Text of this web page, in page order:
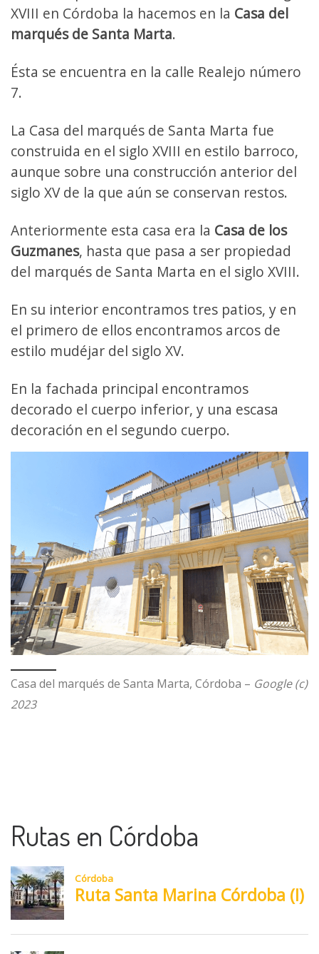
XVIII en Córdoba la hacemos en la Casa del
marqués de Santa Marta.
Ésta se encuentra en la calle Realejo número
7.
La Casa del marqués de Santa Marta fue
construida en el siglo XVIII en estilo barroco,
aunque sobre una construcción anterior del
siglo XV de la que aún se conservan restos.
Anteriormente esta casa era la Casa de los
Guzmanes, hasta que pasa a ser propiedad
del marqués de Santa Marta en el siglo XVIII.
En su interior encontramos tres patios, y en
el primero de ellos encontramos arcos de
estilo mudéjar del siglo XV.
En la fachada principal encontramos
decorado el cuerpo inferior, y una escasa
decoración en el segundo cuerpo.
Casa del marqués de Santa Marta, Córdoba – Google (c)
2023
Rutas en Córdoba